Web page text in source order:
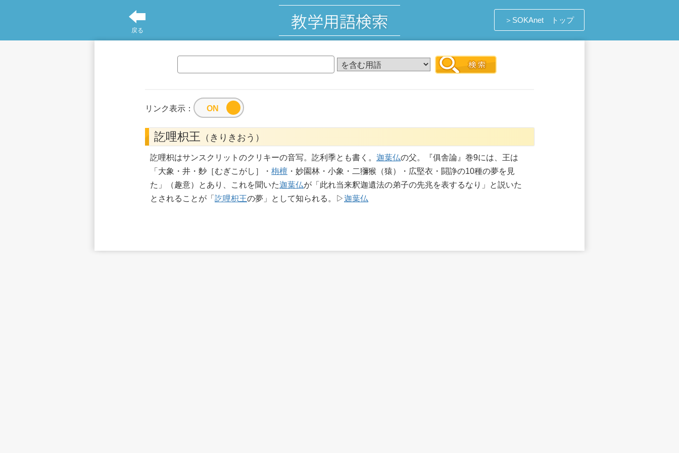
戻る
＞SOKAnet トップ
リンク表示：
訖哩枳王 （きりきおう）
訖哩枳はサンスクリットのクリキーの音写。訖利季とも書く。 迦葉仏の父。『俱舎論』巻9には、王は
「大象・井・麨［むぎこがし］・ 栴檀 ・妙園林・小象・二獼猴（猿）・広堅衣・闘諍の10種の夢を見
た」（趣意）とあり、これを聞いた迦葉仏が「此れ当来釈迦遺法の弟子の先兆を表するなり」と説いた
とされることが「 訖哩枳王の夢」として知られる。▷迦葉仏